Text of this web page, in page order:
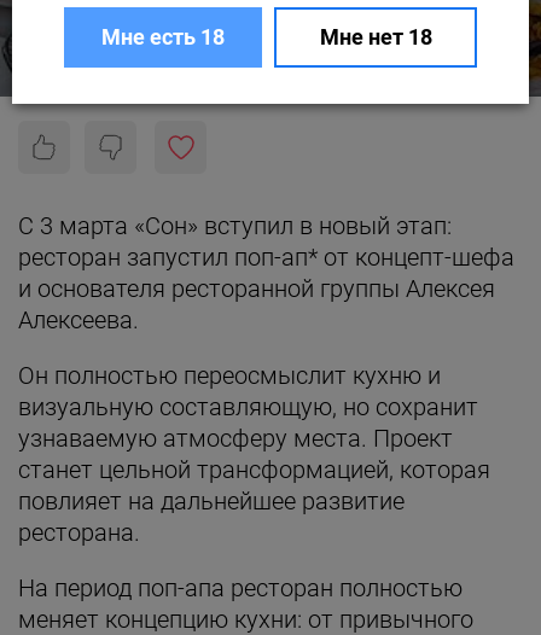
ресторане «Сон»
Редакция Ресторан.ру
С 3 марта «Сон» вступил в новый этап:
ресторан запустил поп-ап* от концепт-шефа
и основателя ресторанной группы Алексея
Алексеева.
Он полностью переосмыслит кухню и
визуальную составляющую, но сохранит
узнаваемую атмосферу места. Проект
станет цельной трансформацией, которая
повлияет на дальнейшее развитие
ресторана.
На период поп-апа ресторан полностью
меняет концепцию кухни: от привычного
Мне есть 18 Мне нет 18